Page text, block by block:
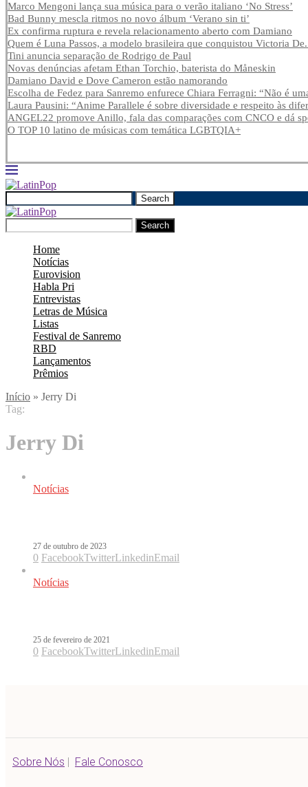
Marco Mengoni lança sua música para o verão italiano ‘No Stress’
Bad Bunny mescla ritmos no novo álbum ‘Verano sin ti’
Ex confirma ruptura e revela relacionamento aberto com Damiano
Quem é Luna Passos, a modelo brasileira que conquistou Victoria
Tini anuncia separação de Rodrigo de Paul
Novas denúncias afetam Ethan Torchio, baterista do Måneskin
Damiano David e Dove Cameron estão namorando
Escolha de Fedez para Sanremo enfurece Chiara Ferragni: “Não é
Laura Pausini: “Anime Parallele é sobre diversidade e respeito às
ANGEL22 promove Anillo, fala das comparações com CNCO e dá
O TOP 10 latino de músicas com temática LGBTQIA+
Search
Search
Home
Notícias
Eurovision
Habla Pri
Entrevistas
Letras de Música
Listas
Festival de Sanremo
RBD
Lançamentos
Prêmios
Início » Jerry Di
Tag:
Jerry Di
Notícias
27 de outubro de 2023
0 FacebookTwitterLinkedinEmail
Notícias
25 de fevereiro de 2021
0 FacebookTwitterLinkedinEmail
Sobre Nós | Fale Conosco